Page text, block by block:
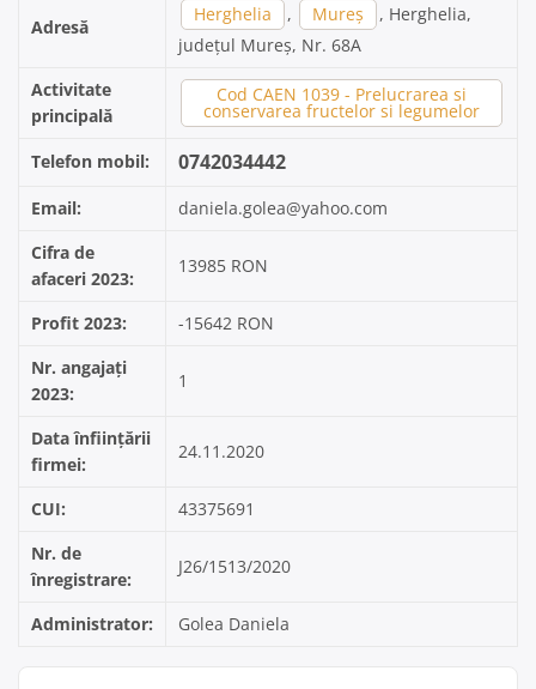
Adresă
Herghelia , Mureș
, Herghelia,
județul Mureș, Nr. 68A
Activitate
principală
Cod CAEN 1039 - Prelucrarea si
conservarea fructelor si legumelor
Telefon mobil: 0742034442
Email:
daniela.golea@yahoo.com
Cifra de
afaceri 2023:
13985 RON
Profit 2023:
-15642 RON
Nr. angajați
2023:
1
Data înființării
firmei:
24.11.2020
CUI:
43375691
Nr. de
înregistrare:
J26/1513/2020
Administrator: Golea Daniela